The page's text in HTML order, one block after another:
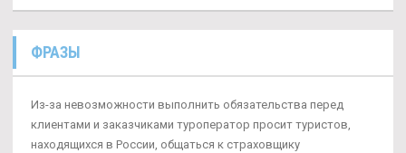
ФРАЗЫ
Из-за невозможности выполнить обязательства перед
клиентами и заказчиками туроператор просит туристов,
находящихся в России, общаться к страховщику